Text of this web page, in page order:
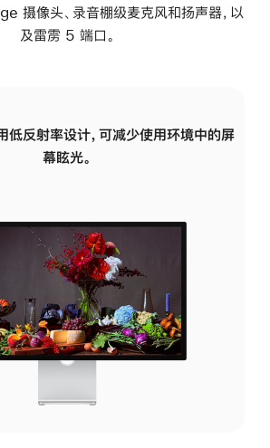
摄像头、录音棚级麦克风和扬声器，以
及雷雳 5 端口。
低反射率设计，可减少使用环境中的屏
幕眩光。